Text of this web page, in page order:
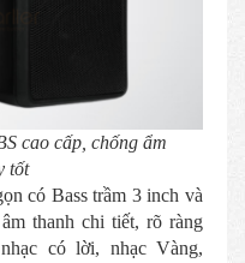
cao cấp, chống ẩm
tốt
có Bass trầm 3 inch và
thanh chi tiết, rõ ràng
có lời, nhạc Vàng,